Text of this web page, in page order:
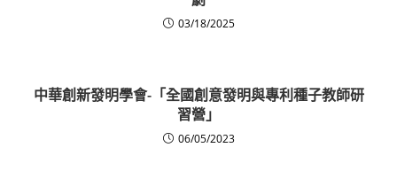
03/18/2025
中華創新發明學會-「全國創意發明與專利種子教師研
習營」
06/05/2023